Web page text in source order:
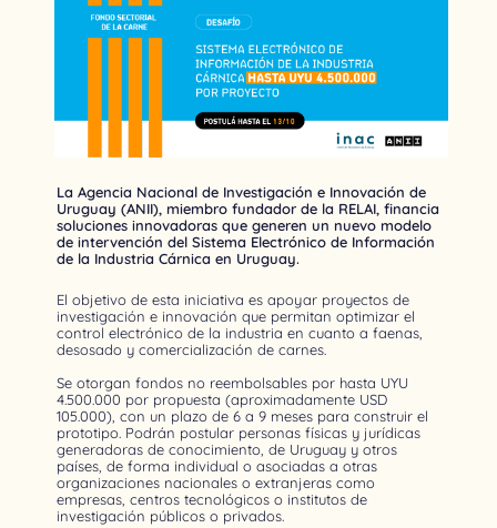
La Agencia Nacional de Investigación e Innovación de
Uruguay (ANII), miembro fundador de la RELAI, financia
soluciones innovadoras que generen un nuevo modelo
de intervención del Sistema Electrónico de Información
de la Industria Cárnica en Uruguay.
El objetivo de esta iniciativa es apoyar proyectos de
investigación e innovación que permitan optimizar el
control electrónico de la industria en cuanto a faenas,
desosado y comercialización de carnes.
Se otorgan fondos no reembolsables por hasta UYU
4.500.000 por propuesta (aproximadamente USD
105.000), con un plazo de 6 a 9 meses para construir el
prototipo. Podrán postular personas físicas y jurídicas
generadoras de conocimiento, de Uruguay y otros
países, de forma individual o asociadas a otras
organizaciones nacionales o extranjeras como
empresas, centros tecnológicos o institutos de
investigación públicos o privados.